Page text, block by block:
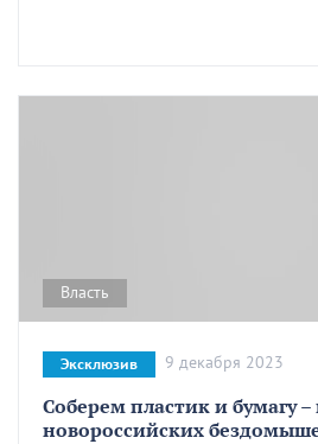
Власть
Соберем пластик и бумагу
новороссийских
Эксклюзив 9 декабря 2023